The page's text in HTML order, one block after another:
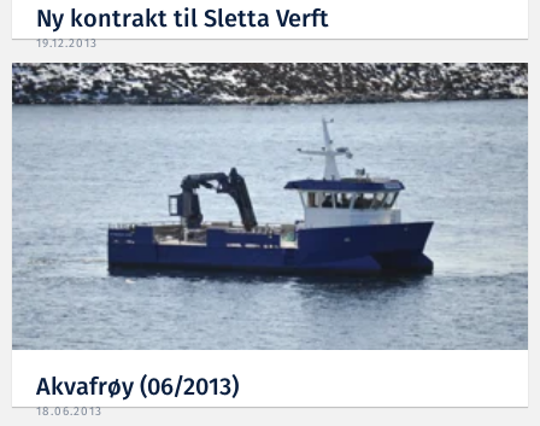
Ny kontrakt til Sletta Verft
19.12.2013
Akvafrøy (06/2013)
18.06.2013